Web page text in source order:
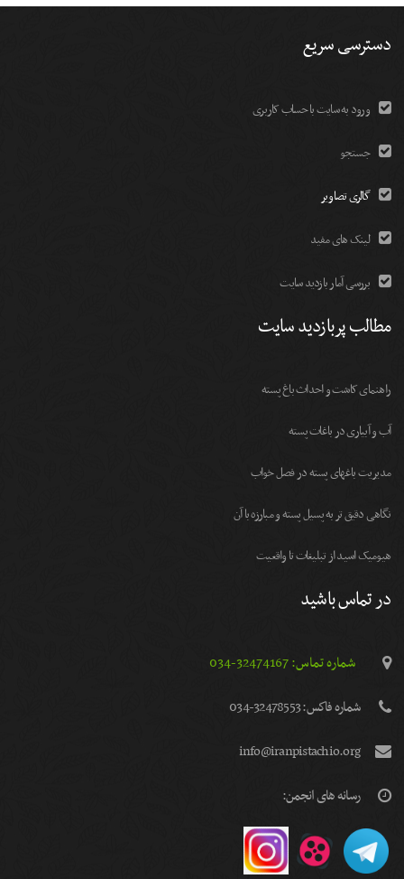
دسترسی سریع
ورود به سایت با حساب کاربری
جستجو
گالری تصاویر
لینک های مفید
بررسی آمار بازدید سایت
مطالب پربازدید سایت
راهنمای کاشت و احداث باغ پسته
آب و آبیاری در باغات پسته
مديريت باغهای پسته در فصل خواب
نگاهی دقیق تر به پسیل پسته و مبارزه با آن
هیومیک اسید از تبلیغات تا واقعیت
در تماس باشید
شماره تماس: 32474167-034
شماره فاكس: 32478553-034
info@iranpistachio.org
رسانه های انجمن: